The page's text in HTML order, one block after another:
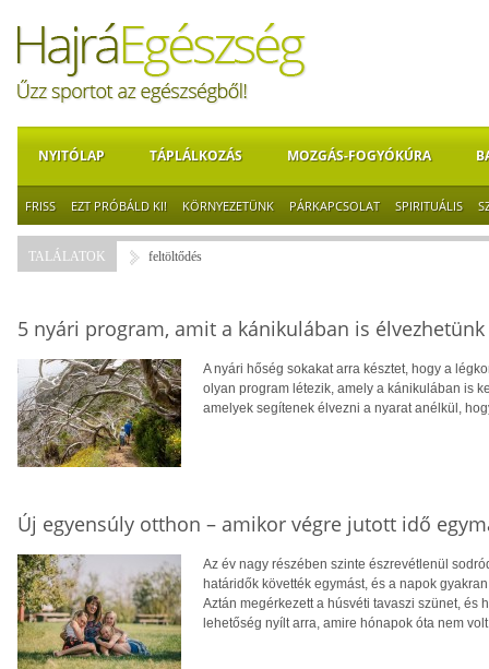
NYITÓLAP TÁPLÁLKOZÁS MOZGÁS-FOGYÓKÚRA
FRISS EZT PRÓBÁLD KI! KÖRNYEZETÜNK PÁRKAPCSOLAT SPIRITUÁLIS
TALÁLATOK feltöltődés
5 nyári program, amit a kánikulában is élvezhetünk
A nyári hőség sokakat arra késztet, hogy a
olyan program létezik, amely a kánikulában is
amelyek segítenek élvezni a nyarat anélkül,
Új egyensúly otthon – amikor végre jutott idő
Az év nagy részében szinte észrevétlenül
határidők követték egymást, és a napok
Aztán megérkezett a húsvéti tavaszi szünet, és
lehetőség nyílt arra, amire hónapok óta nem